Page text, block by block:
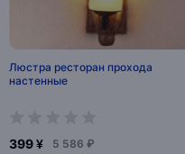
Люстра ресторан прохода
настенные
399 ¥ 5 586 ₽